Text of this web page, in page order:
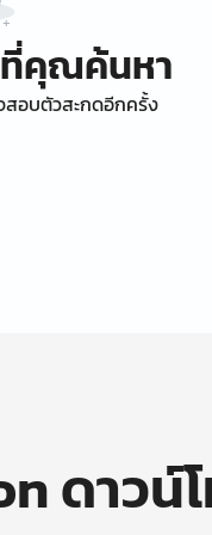
คุณค้นหา
สอบตัวสะกดอีกครั้ง
ดาวน์